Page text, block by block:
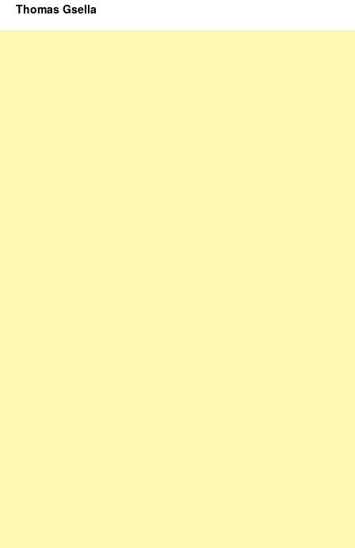
Thomas Gsella